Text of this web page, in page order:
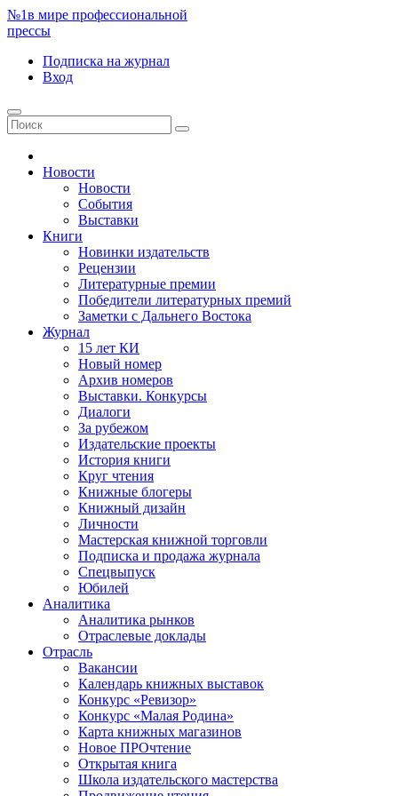
№1в мире профессиональной
прессы
Подписка на журнал
Вход
Новости
Новости
События
Выставки
Книги
Новинки издательств
Рецензии
Литературные премии
Победители литературных премий
Заметки с Дальнего Востока
Журнал
15 лет КИ
Новый номер
Архив номеров
Выставки. Конкурсы
Диалоги
За рубежом
Издательские проекты
История книги
Круг чтения
Книжные блогеры
Книжный дизайн
Личности
Мастерская книжной торговли
Подписка и продажа журнала
Спецвыпуск
Юбилей
Аналитика
Аналитика рынков
Отраслевые доклады
Отрасль
Вакансии
Календарь книжных выставок
Конкурс «Ревизор»
Конкурс «Малая Родина»
Карта книжных магазинов
Новое ПРОчтение
Открытая книга
Школа издательского мастерства